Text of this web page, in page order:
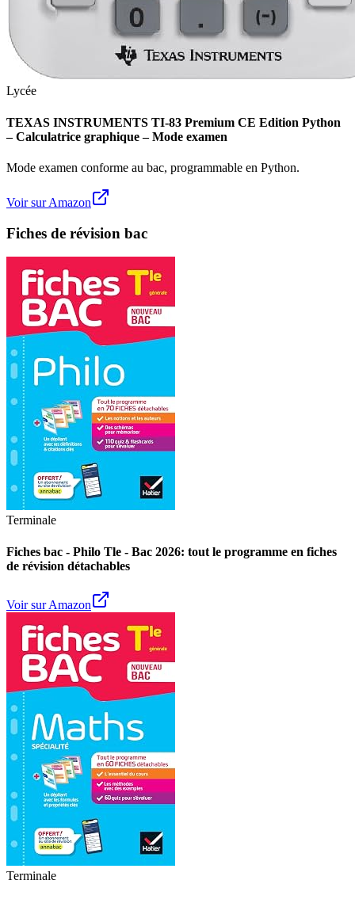
Lycée
TEXAS INSTRUMENTS TI-83 Premium CE Edition Python
– Calculatrice graphique – Mode examen
Mode examen conforme au bac, programmable en Python.
Voir sur Amazon
Fiches de révision bac
Terminale
Fiches bac - Philo Tle - Bac 2026: tout le programme en fiches
de révision détachables
Voir sur Amazon
Terminale